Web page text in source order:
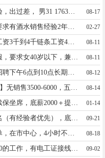
找个市区内电销工作，有经验，出过差， 男31 17631989220 08-17
本公司招聘销售经理10名，要求有酒水销售经验2年以上，工资面议，奖金提成公休五险。玉兰缘酒业13373399806 02-27
争创食品招工啦案台包装工工资3千到4千链条工资4千到6千满勤奖200每日餐补7元工龄3百封顶电话15227368965 08-11
招聘打扫卫生收拾东西洗衣服，要求女40岁以下，兼职日结，联系方式17733962525 08-11
08-12
08-14
01-14
招聘国庆假期临时促销员20名（有经验者优先），底薪+销售提成，电话15613971528 09-21
08-18
男38会宁附近求职4500到6000的工作，有电工证接线经验，c本，工地消防弱电小工经验，手机13290597016 09-02